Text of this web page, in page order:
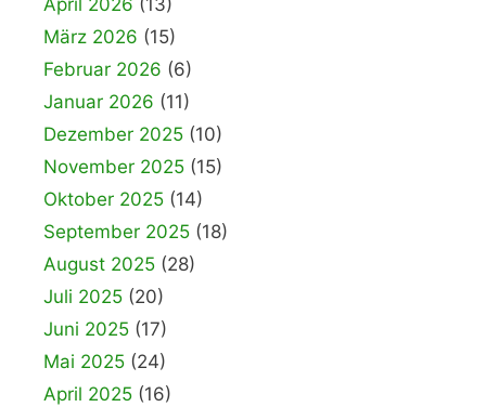
April 2026 (13)
März 2026 (15)
Februar 2026 (6)
Januar 2026 (11)
Dezember 2025 (10)
November 2025 (15)
Oktober 2025 (14)
September 2025 (18)
August 2025 (28)
Juli 2025 (20)
Juni 2025 (17)
Mai 2025 (24)
April 2025 (16)